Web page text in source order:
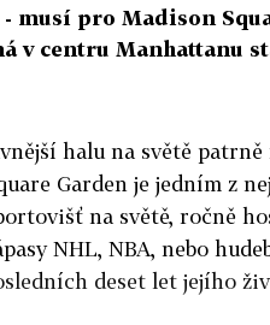
musí pro Madison
v centru Manhattanu
halu na světě
Garden je jedním z
na světě, ročně
NHL, NBA, nebo
deset let jejího